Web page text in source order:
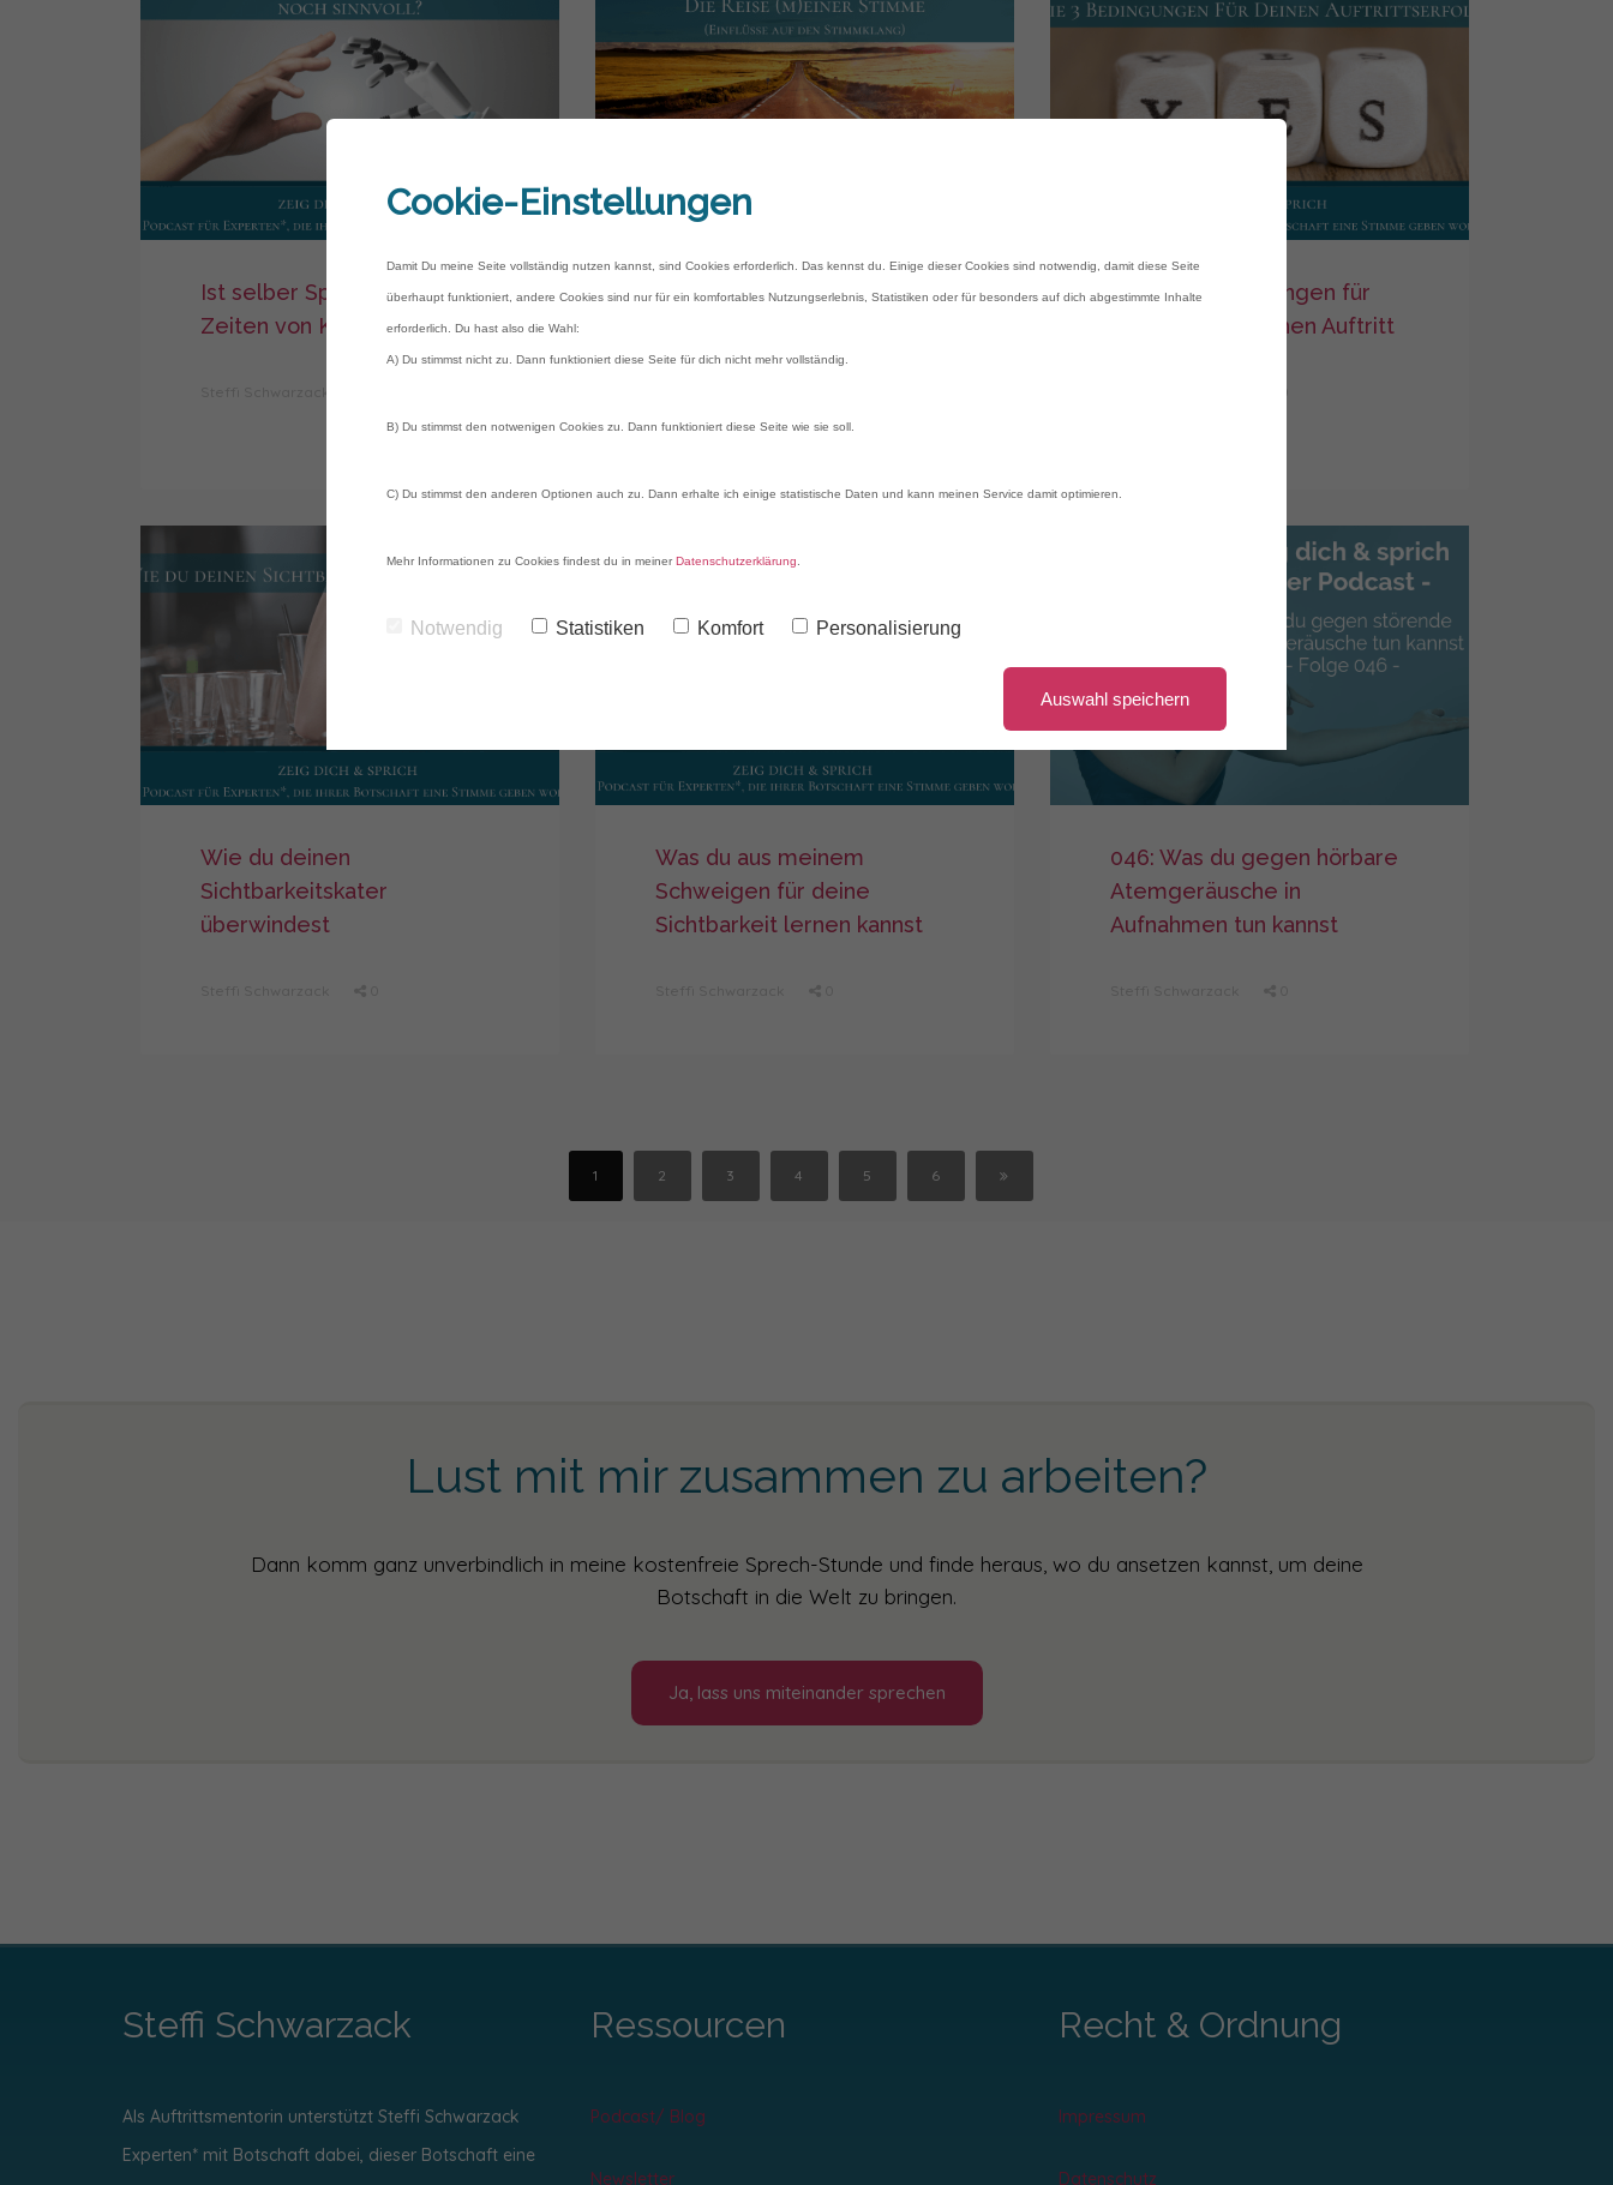
Ist selber Sprechen in
Zeiten von KI noch sinnvoll?
Die Reise (m)einer Stimme
Stimmklang)
Steffi Schwarzack 0
Die drei Bedingungen für
einen erfolgreichen Auftritt
Wie du deinen
Sichtbarkeitskater
überwindest
Was du aus meinem
Schweigen für deine
Sichtbarkeit lernen kannst
046: Was du gegen hörbare
Atemgeräusche in
Aufnahmen tun kannst
1 2 3 4 5 6
Lust mit mir zusammen zu arbeiten?
Dann komm ganz unverbindlich in meine kostenfreie Sprech-Stunde und finde heraus, wo du ansetzen kannst, um deine
Botschaft in die Welt zu bringen.
Ja, lass uns miteinander sprechen
Steffi Schwarzack
Als Auftrittsmentorin unterstützt Steffi Schwarzack
Experten* mit Botschaft dabei, dieser Botschaft eine
Ressourcen
Podcast/ Blog
Newsletter
Recht & Ordnung
Impressum
Datenschutz
Cookie-Einstellungen
Damit Du meine Seite vollständig nutzen kannst, sind Cookies erforderlich. Das kennst du. Einige dieser Cookies sind notwendig, damit diese Seite
überhaupt funktioniert, andere Cookies sind nur für ein komfortables Nutzungserlebnis, Statistiken oder für besonders auf dich abgestimmte Inhalte
erforderlich. Du hast also die Wahl:
A) Du stimmst nicht zu. Dann funktioniert diese Seite für dich nicht mehr vollständig.
B) Du stimmst den notwenigen Cookies zu. Dann funktioniert diese Seite wie sie soll.
C) Du stimmst den anderen Optionen auch zu. Dann erhalte ich einige statistische Daten und kann meinen Service damit optimieren.
Mehr Informationen zu Cookies findest du in meiner Datenschutzerklärung
Notwendig Statistiken Komfort Personalisierung
Auswahl speichern